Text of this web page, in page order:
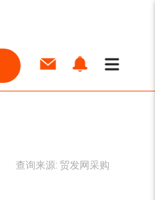
查询来源: 贸发网采购